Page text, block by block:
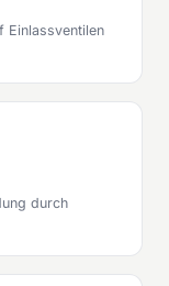
Einlassventilen
durch